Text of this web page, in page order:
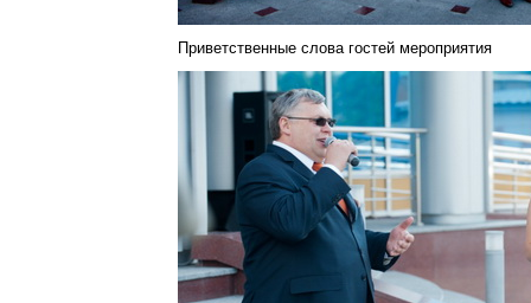
Приветственные слова гостей мероприятия